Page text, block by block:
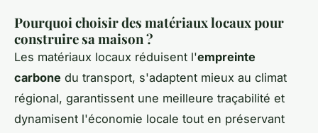
Pourquoi choisir des matériaux locaux pour
construire sa maison ?
Les matériaux locaux réduisent l'empreinte
carbone du transport, s'adaptent mieux au climat
régional, garantissent une meilleure traçabilité et
dynamisent l'économie locale tout en préservant